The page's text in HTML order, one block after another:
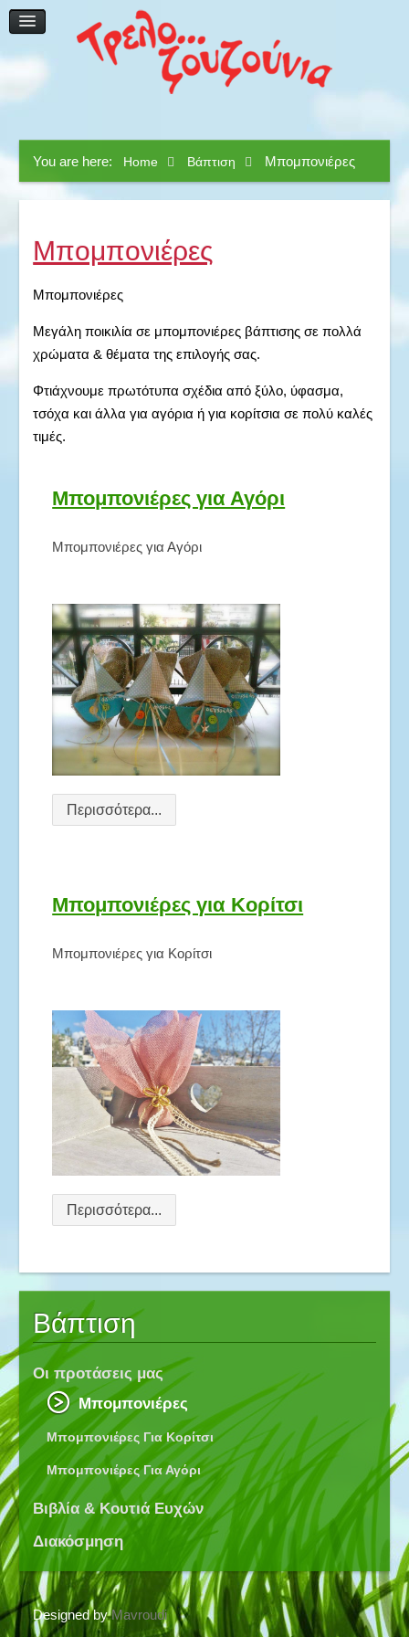
Φωτογράφηση & Βιντεοσκόπηση
Catering
Γλυκές Απολαύσεις
You are here: Home Βάπτιση Μπομπονιέρες
Μπομπονιέρες
Μπομπονιέρες
Μεγάλη ποικιλία σε μπομπονιέρες βάπτισης σε πολλά
χρώματα & θέματα της επιλογής σας.
Φτιάχνουμε πρωτότυπα σχέδια από ξύλο, ύφασμα,
τσόχα και άλλα για αγόρια ή για κορίτσια σε πολύ καλές
τιμές.
Μπομπονιέρες για Αγόρι
Μπομπονιέρες για Αγόρι
Περισσότερα...
Μπομπονιέρες για Κορίτσι
Μπομπονιέρες για Κορίτσι
Περισσότερα...
Βάπτιση
Οι προτάσεις μας
Μπομπονιέρες
Μπομπονιέρες Για Κορίτσι
Μπομπονιέρες Για Αγόρι
Βιβλία & Κουτιά Ευχών
Διακόσμηση
Designed byMavroudi